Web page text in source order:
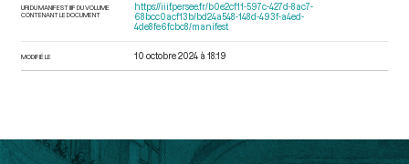
URI DU MANIFEST IIIF DU VOLUME
CONTENANT LE DOCUMENT
https://iiif.persee.fr/b0e2cf11-597c-427d-8ac7-
68bcc0acf13b/bd24a548-148d-493f-a4ed-
4de8fe6fcbc8/manifest
MODIFIÉ LE 10 octobre 2024 à 18:19